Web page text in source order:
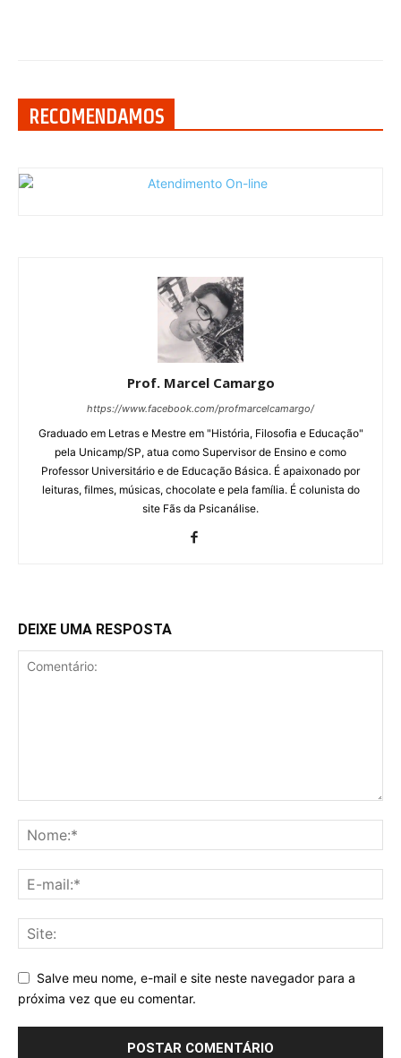
RECOMENDAMOS
Prof. Marcel Camargo
https://www.facebook.com/profmarcelcamargo/
Graduado em Letras e Mestre em "História, Filosofia e Educação"
pela Unicamp/SP, atua como Supervisor de Ensino e como
Professor Universitário e de Educação Básica. É apaixonado por
leituras, filmes, músicas, chocolate e pela família. É colunista do
site Fãs da Psicanálise.
DEIXE UMA RESPOSTA
Salve meu nome, e-mail e site neste navegador para a
próxima vez que eu comentar.